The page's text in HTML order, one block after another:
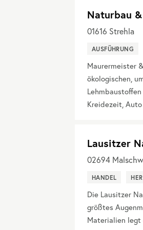
Naturbau
01616 Strehla
AUSFÜHRUNG
Maurermeister
ökologischen,
Kreidezeit, Auto
Lausitzer
02694
HANDEL
Die Lausitzer
größtes
Materialien legt